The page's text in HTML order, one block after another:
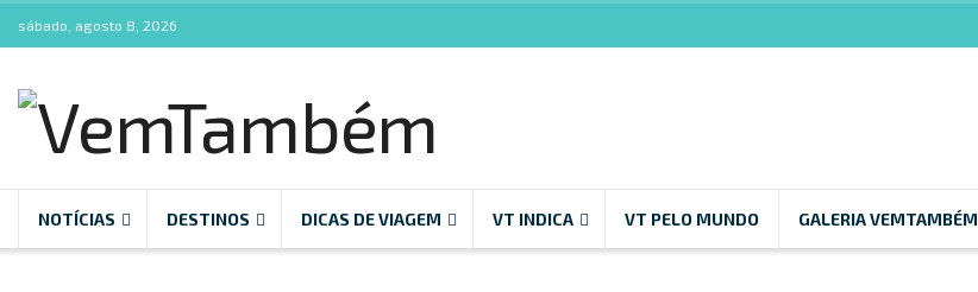
sábado, agosto 8, 2026
VemTambém
NOTÍCIAS DESTINOS DICAS DE VIAGEM VT INDICA VT PELO MUNDO GALERIA VEMTAMBÉM